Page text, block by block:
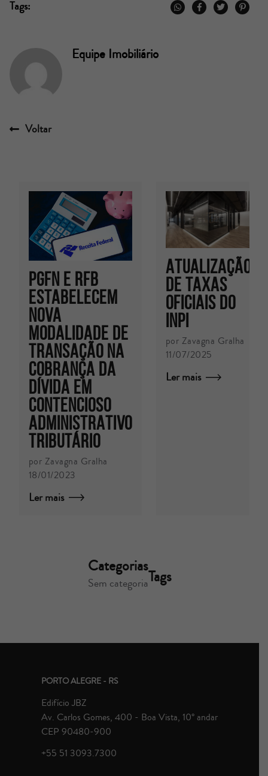
Tags:
Equipe Imobiliário
Voltar
PGFN E RFB
ESTABELECEM
NOVA
MODALIDADE DE
TRANSAÇÃO NA
COBRANÇA DA
DÍVIDA EM
CONTENCIOSO
ADMINISTRATIVO
TRIBUTÁRIO
por Zavagna Gralha
18/01/2023
Ler mais
Atualização
de Taxas
Oficiais do
INPI
por Zavagna Gralha
11/07/2025
Ler mais
Categorias
Sem categoriaTags
PORTO ALEGRE - RS
Edifício JBZ
Av. Carlos Gomes, 400 - Boa Vista, 10° andar
CEP 90480-900
+55 51 3093.7300